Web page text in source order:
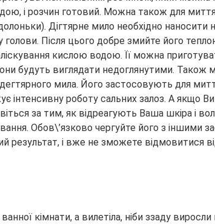
і розчин готовий. Можна також для
Дігтярне мило необхідно наносити
Після цього добре змийте його
кислою водою. Її можна
будуть виглядати недоглянутими.
мила. Його застосовують для
роботу сальних залоз. А якщо
за тим, як відреагують Ваша шкіра і
Обов\’язково чергуйте його з іншими
і вже не зможете відмовитися
кімнати, а вилетіла, ніби ззаду